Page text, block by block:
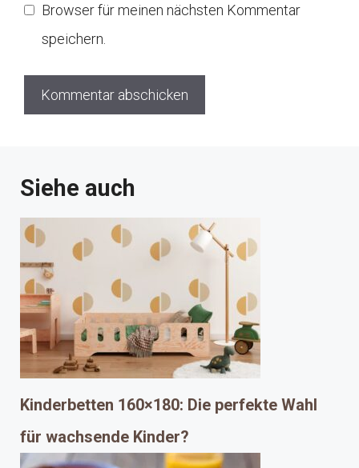
Browser für meinen nächsten Kommentar
speichern.
Siehe auch
Kinderbetten 160×180: Die perfekte Wahl
für wachsende Kinder?